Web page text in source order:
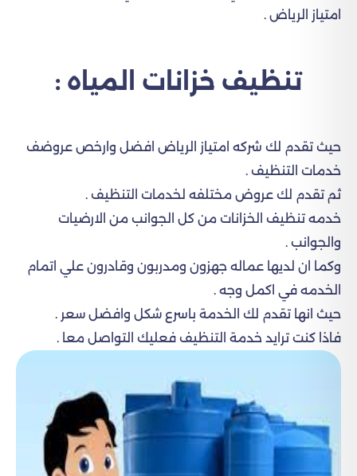
امتياز الرياض .
تنظيف خزانات المياه :
حيث تقدم لك شركه امتياز الرياض افضل وارخص عروضف
خدمات التنظيف .
ثم تقدم لك عروض مختلفه لخدمات التنظيف .
خدمه تنظيف الخزانات من كل الجوانب من الارضيات
والجوانب .
وكما ان لديها عماله جهزون ومدربون وقادرون علي اتمام
الخدمه في اكمل وجه .
حيث انها تقدم لك الخدمة باسرع شكل وافضل سعر .
فاذا كنت ترايد خدمة التنظيف فعليك التواصل معا .